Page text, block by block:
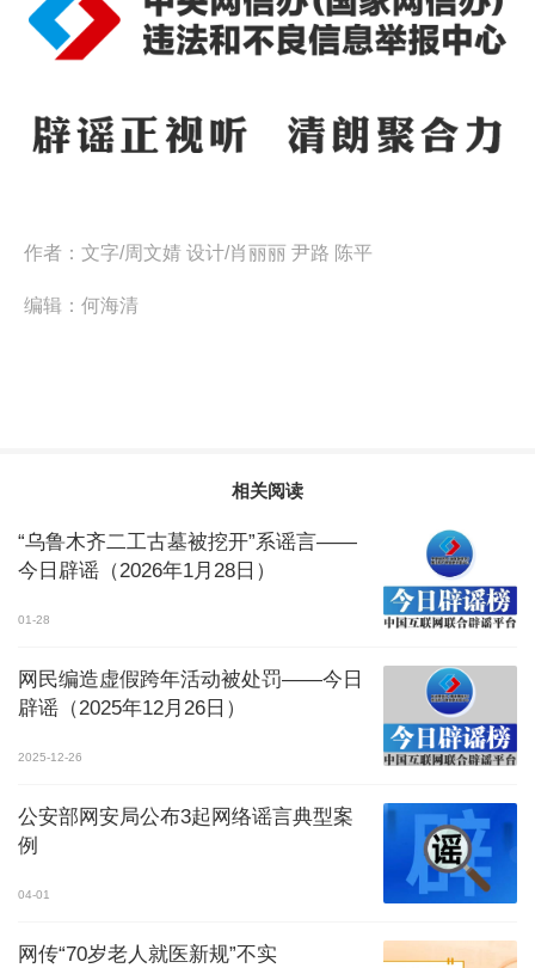
作者： 文字/周文婧 设计/肖丽丽 尹路 陈平
编辑： 何海清
相关阅读
“乌鲁木齐二工古墓被挖开”系谣言——
今日辟谣（2026年1月28日）
01-28
网民编造虚假跨年活动被处罚——今日
辟谣（2025年12月26日）
2025-12-26
公安部网安局公布3起网络谣言典型案
例
04-01
网传“70岁老人就医新规”不实